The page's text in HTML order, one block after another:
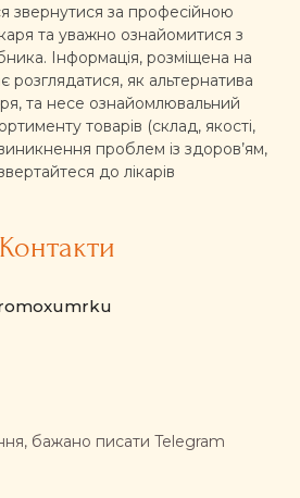
звернутися за професійною
та уважно ознайомитися з
Інформація, розміщена на
розглядатися, як альтернатива
та несе ознайомлювальний
товарів (склад, якості,
виникнення проблем із здоров’ям,
до лікарів
Контакти
бажано писати Telegram